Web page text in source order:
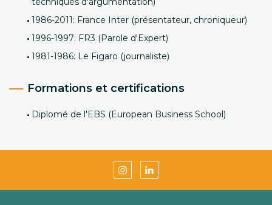
1986-2011: France Inter (présentateur, chroniqueur)
1996-1997: FR3 (Parole d'Expert)
1981-1986: Le Figaro (journaliste)
Formations et certifications
Diplomé de l'EBS (European Business School)